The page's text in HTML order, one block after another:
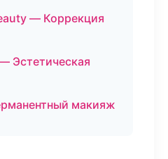
— Коррекция
Эстетическая
макияж